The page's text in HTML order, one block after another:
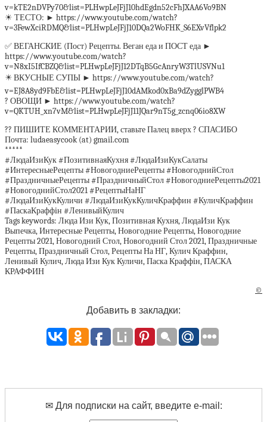
v=kTE2nDVPy70&list=PLHwpLeJFjJ10hdEgdn52cFhJXAA6Vo9BN
☀ ТЕСТО: ► https://www.youtube.com/watch?
v=3FewXciRDMQ&list=PLHwpLeJFjJ10DQa2WoFHK_S6EXvVflpk2
✅ ВЕГАНСКИЕ (Пост) Рецепты. Веган еда и ПОСТ еда ►
https://www.youtube.com/watch?
v=N8xI5IfCBZQ&list=PLHwpLeJFjJ12DTqB5GcAnryW3TlUSVNu1
✴️ ВКУСНЫЕ СУПЫ ► https://www.youtube.com/watch?
v=EJ8A8yd9FbE&list=PLHwpLeJFjJ10dAMkod0xBa9dZygglPWB4
? ОВОЩИ ► https://www.youtube.com/watch?
v=QKTUH_xn7vM&list=PLHwpLeJFjJ11JQar9nT5g_zcnq06io8XW
?? ПИШИТЕ КОММЕНТАРИИ, ставьте Палец вверх ? СПАСИБО
Почта: ludaeasycook (at) gmail.com
*****
#ЛюдаИзиКук #ПозитивнаяКухня #ЛюдаИзиКукСалаты
#ИнтересныеРецепты #НовогодниеРецепты #НовогоднийСтол
#ПраздничныеРецепты #ПраздничныйСтол #НовогодниеРецепты2021
#НовогоднийСтол2021 #РецептыНаНГ
#ЛюдаИзиКукКуличи #ЛюдаИзиКукКуличКраффин #КуличКраффин
#ПаскаКраффiн #ЛенивыйКулич
Tags keywords: Люда Изи Кук, Позитивная Кухня, ЛюдаИзи Кук
Выпечка, Интересные Рецепты, Новогодние Рецепты, Новогодние
Рецепты 2021, Новогодний Стол, Новогодний Стол 2021, Праздничные
Рецепты, Праздничный Стол, Рецепты На НГ, Кулич Краффин,
Ленивый Кулич, Люда Изи Кук Куличи, Паска Краффiн, ПАСКА
КРАФФИН
©
Добавить в закладки:
✉ Для подписки на сайт, введите e-mail: